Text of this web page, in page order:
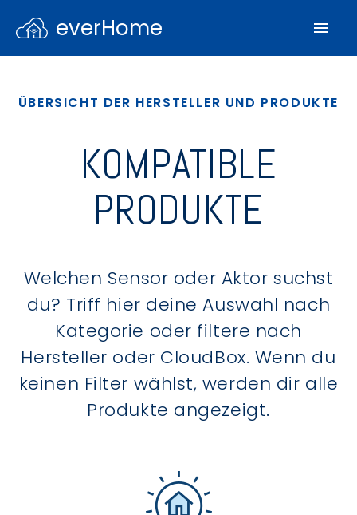
everHome
ÜBERSICHT DER HERSTELLER UND PRODUKTE
KOMPATIBLE
PRODUKTE
Welchen Sensor oder Aktor suchst
du? Triff hier deine Auswahl nach
Kategorie oder filtere nach
Hersteller oder CloudBox. Wenn du
keinen Filter wählst, werden dir alle
Produkte angezeigt.